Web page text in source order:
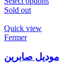
Sold out
Quick view
Fermer
موديل صابرين